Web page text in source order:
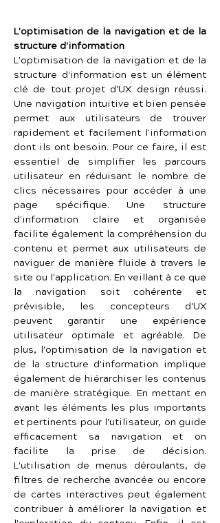
L'optimisation de la navigation et de la
structure d'information
L'optimisation de la navigation et de la
structure d'information est un élément
clé de tout projet d'UX design réussi.
Une navigation intuitive et bien pensée
permet aux utilisateurs de trouver
rapidement et facilement l'information
dont ils ont besoin. Pour ce faire, il est
essentiel de simplifier les parcours
utilisateur en réduisant le nombre de
clics nécessaires pour accéder à une
page spécifique. Une structure
d'information claire et organisée
facilite également la compréhension du
contenu et permet aux utilisateurs de
naviguer de manière fluide à travers le
site ou l'application. En veillant à ce que
la navigation soit cohérente et
prévisible, les concepteurs d'UX
peuvent garantir une expérience
utilisateur optimale et agréable. De
plus, l'optimisation de la navigation et
de la structure d'information implique
également de hiérarchiser les contenus
de manière stratégique. En mettant en
avant les éléments les plus importants
et pertinents pour l'utilisateur, on guide
efficacement sa navigation et on
facilite la prise de décision.
L'utilisation de menus déroulants, de
filtres de recherche avancée ou encore
de cartes interactives peut également
contribuer à améliorer la navigation et